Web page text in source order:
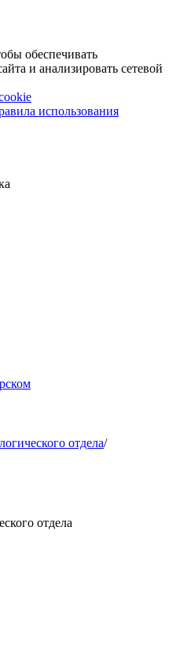
обеспечивать
и анализировать сетевой
использования
отдела/
отдела